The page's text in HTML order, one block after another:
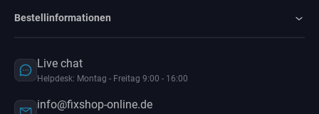
Bestellinformationen
Live chat
Helpdesk: Montag - Freitag 9:00 - 16:00
info@fixshop-online.de